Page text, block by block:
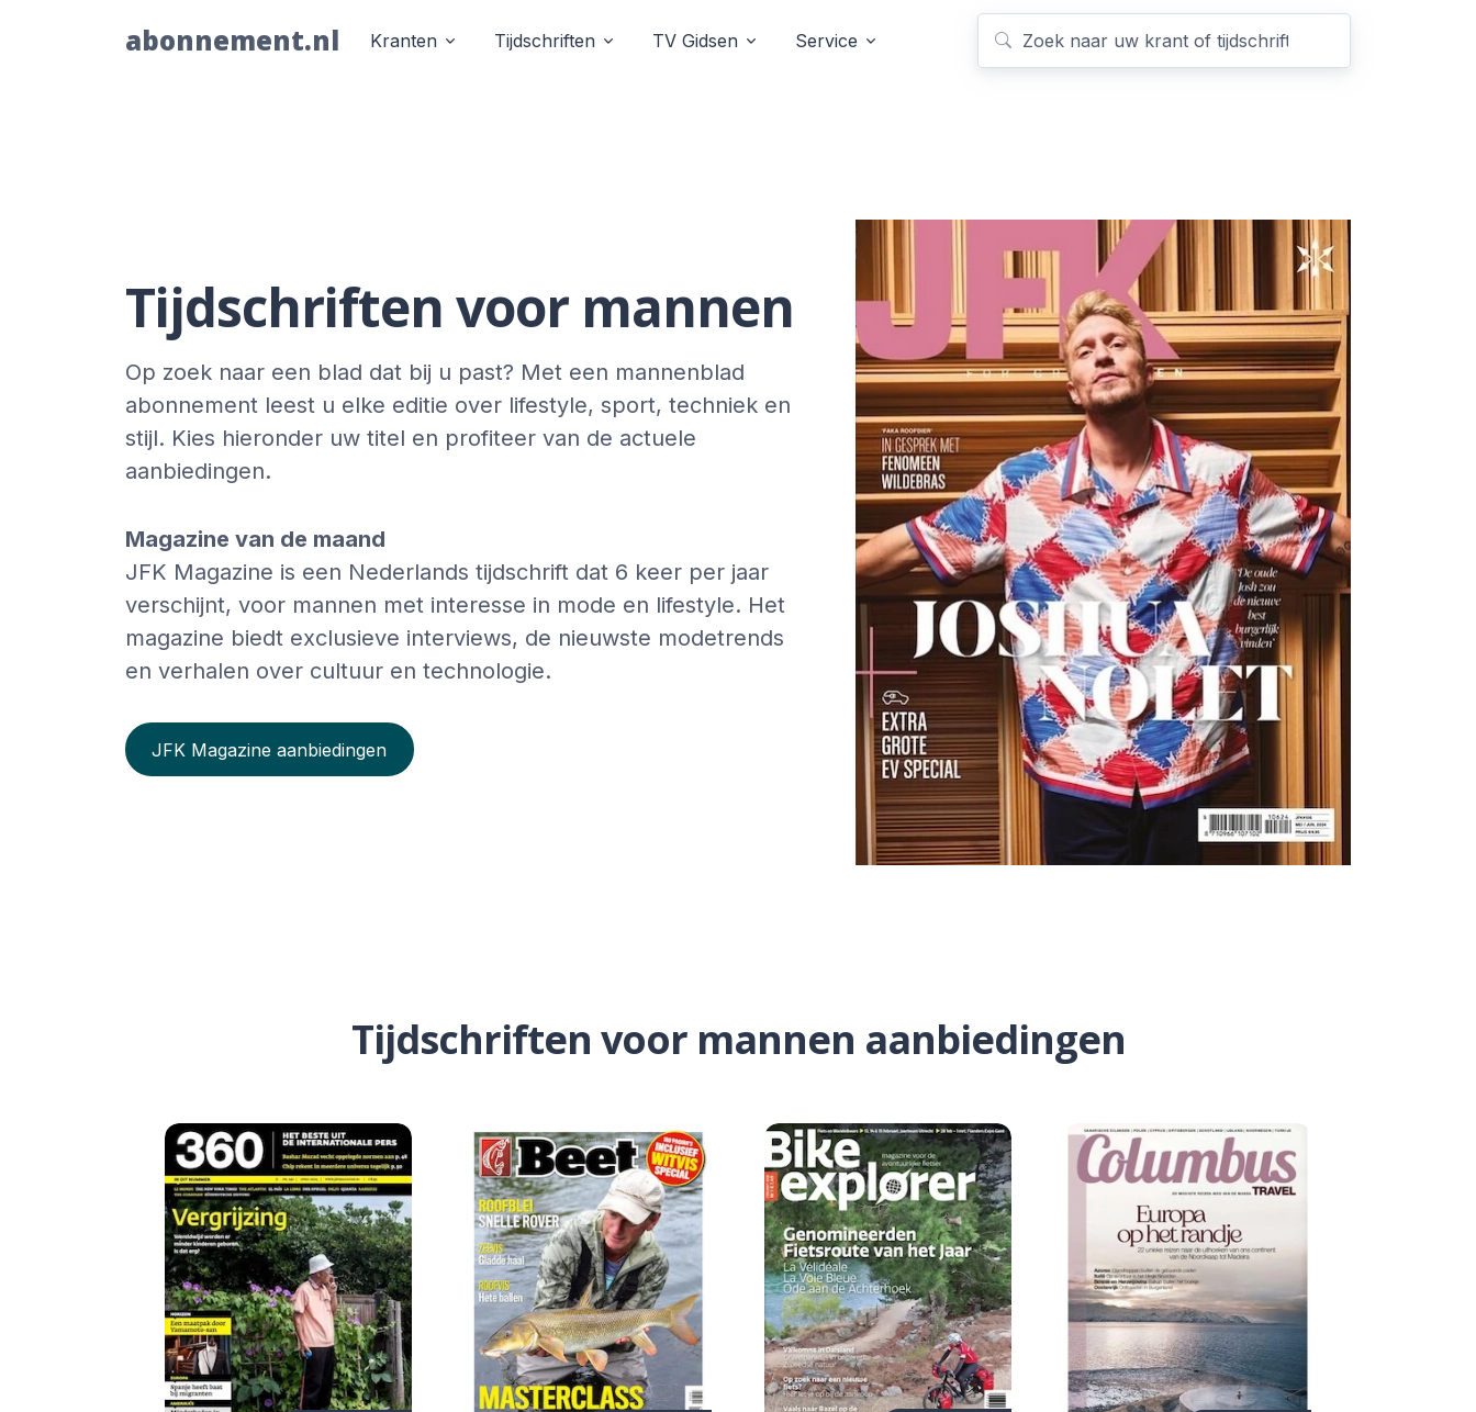
abonnement.nl Kranten Tijdschriften TV Gidsen Service
Tijdschriften voor mannen
Op zoek naar een blad dat bij u past? Met een mannenblad
abonnement leest u elke editie over lifestyle, sport, techniek en
stijl. Kies hieronder uw titel en profiteer van de actuele
aanbiedingen.
Magazine van de maand
JFK Magazine is een Nederlands tijdschrift dat 6 keer per jaar
verschijnt, voor mannen met interesse in mode en lifestyle. Het
magazine biedt exclusieve interviews, de nieuwste modetrends
en verhalen over cultuur en technologie.
JFK Magazine aanbiedingen
Tijdschriften voor mannen aanbiedingen